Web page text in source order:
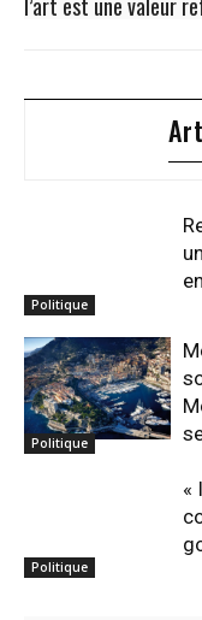
Politique
Politique
Politique
«